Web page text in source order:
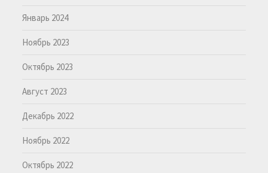
Январь 2024
Ноябрь 2023
Октябрь 2023
Август 2023
Декабрь 2022
Ноябрь 2022
Октябрь 2022